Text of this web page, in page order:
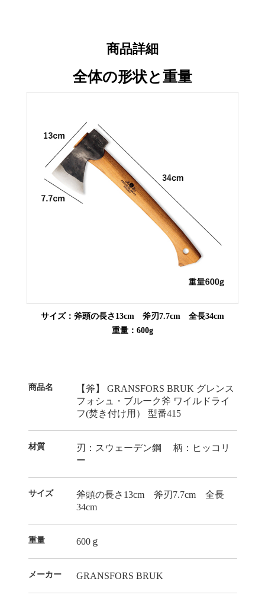
商品詳細
全体の形状と重量
サイズ：斧頭の長さ13cm 斧刃7.7cm 全長34cm
重量：600g
商品名
【斧】 GRANSFORS BRUK グレンス
フォシュ・ブルーク斧 ワイルドライ
フ(焚き付け用） 型番415
材質
刃：スウェーデン鋼 柄：ヒッコリ
ー
サイズ
斧頭の長さ13cm 斧刃7.7cm 全長
34cm
重量 600ｇ
メーカー GRANSFORS BRUK